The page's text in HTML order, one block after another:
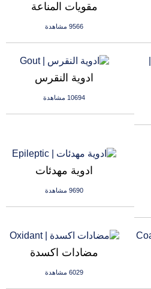
مقويات المناعة
9566 مشاهدة
ادوية النقرس
10694 مشاهدة
ادوية مهدئات
9690 مشاهدة
مضادات اكسدة
6029 مشاهدة